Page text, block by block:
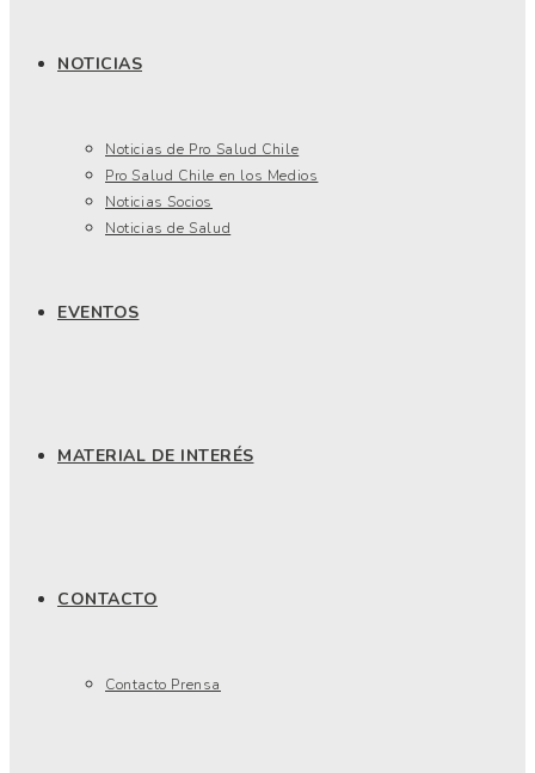
NOTICIAS
Noticias de Pro Salud Chile
Pro Salud Chile en los Medios
Noticias Socios
Noticias de Salud
EVENTOS
MATERIAL DE INTERÉS
CONTACTO
Contacto Prensa